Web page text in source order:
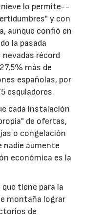
nieve lo permite--
y con
aunque confió en
la pasada
récord
más de
españolas, por
esquiadores.
cada instalación
de ofertas,
o congelación
nadie aumente
económica es la
tiene para la
montaña lograr
de